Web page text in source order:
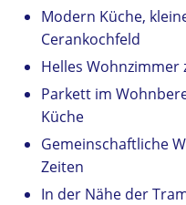
Modern Küche,
Cerankochfeld
Helles Wohnzimmer
Parkett im
Küche
Gemeinschaftliche
Zeiten
In der Nähe der